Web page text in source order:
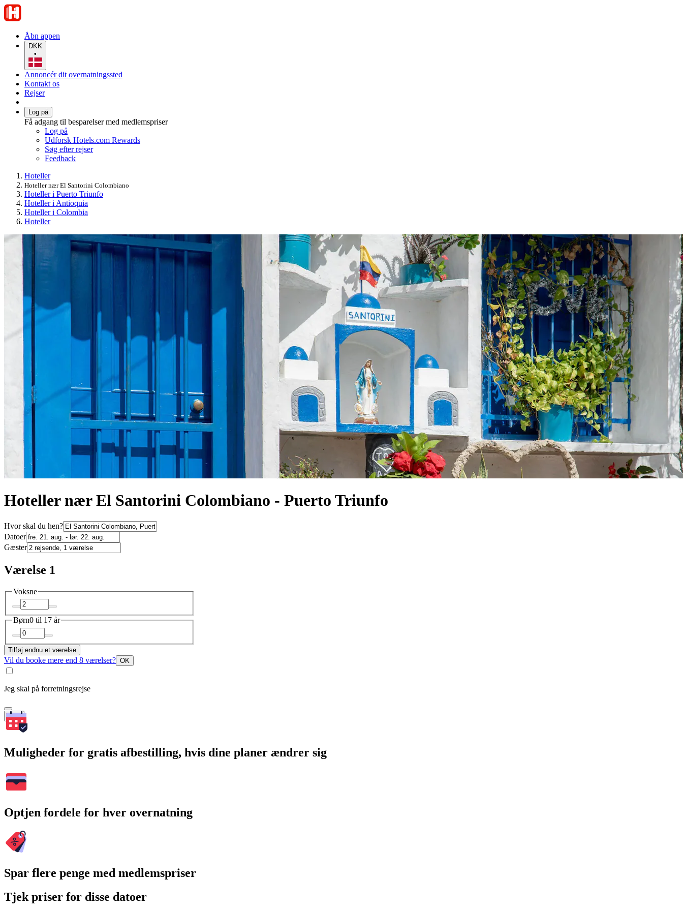
Åbn appen
DKK
•
Annoncér dit overnatningssted
Kontakt os
Rejser
Log på
Få adgang til besparelser med medlemspriser
Log på
Udforsk Hotels.com Rewards
Søg efter rejser
Feedback
Hoteller
Hoteller nær El Santorini Colombiano
Hoteller i Puerto Triunfo
Hoteller i Antioquia
Hoteller i Colombia
Hoteller
Hoteller nær El Santorini Colombiano - Puerto Triunfo
Hvor skal du hen?
Datoer
Gæster
Værelse 1
Voksne
Børn0 til 17 år
Tilføj endnu et værelse
Vil du booke mere end 8 værelser? OK
Jeg skal på forretningsrejse
Søg
Muligheder for gratis afbestilling, hvis dine planer ændrer sig
Optjen fordele for hver overnatning
Spar flere penge med medlemspriser
Tjek priser for disse datoer